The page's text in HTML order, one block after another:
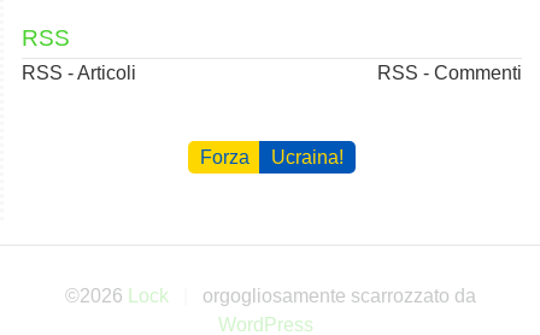
RSS
RSS - Articoli RSS - Commenti
Forza Ucraina!
©2026 Lock
orgogliosamente scarrozzato da
WordPress